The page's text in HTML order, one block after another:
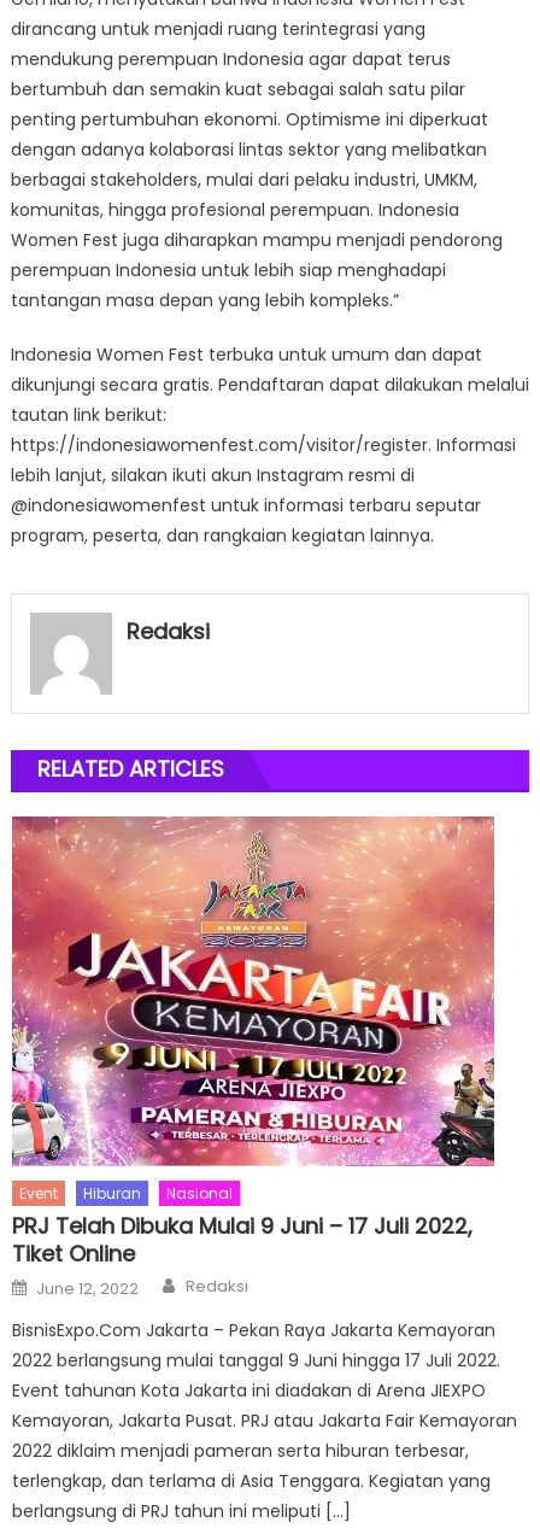
dirancang untuk menjadi ruang terintegrasi yang
mendukung perempuan Indonesia agar dapat terus
bertumbuh dan semakin kuat sebagai salah satu pilar
penting pertumbuhan ekonomi. Optimisme ini diperkuat
dengan adanya kolaborasi lintas sektor yang melibatkan
berbagai stakeholders, mulai dari pelaku industri, UMKM,
komunitas, hingga profesional perempuan. Indonesia
Women Fest juga diharapkan mampu menjadi pendorong
perempuan Indonesia untuk lebih siap menghadapi
tantangan masa depan yang lebih kompleks.”
Indonesia Women Fest terbuka untuk umum dan dapat
dikunjungi secara gratis. Pendaftaran dapat dilakukan melalui
tautan link berikut:
https://indonesiawomenfest.com/visitor/register. Informasi
lebih lanjut, silakan ikuti akun Instagram resmi di
@indonesiawomenfest untuk informasi terbaru seputar
program, peserta, dan rangkaian kegiatan lainnya.
Redaksi
RELATED ARTICLES
Event Hiburan Nasional
PRJ Telah Dibuka Mulai 9 Juni – 17 Juli 2022,
Tiket Online
Posted
on
June 12, 2022 Author
Redaksi
BisnisExpo.Com Jakarta – Pekan Raya Jakarta Kemayoran
2022 berlangsung mulai tanggal 9 Juni hingga 17 Juli 2022.
Event tahunan Kota Jakarta ini diadakan di Arena JIEXPO
Kemayoran, Jakarta Pusat. PRJ atau Jakarta Fair Kemayoran
2022 diklaim menjadi pameran serta hiburan terbesar,
terlengkap, dan terlama di Asia Tenggara. Kegiatan yang
berlangsung di PRJ tahun ini meliputi […]